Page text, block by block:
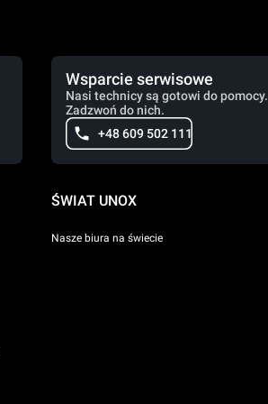
Wsparcie serwisowe
Nasi technicy są gotowi do pomocy.
Zadzwoń do nich.
+48 609 502 111
ŚWIAT UNOX
Nasze biura na świecie